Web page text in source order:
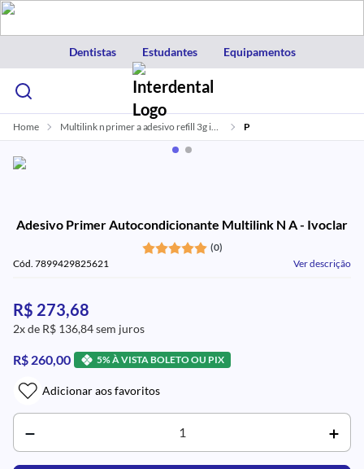
Dentistas Estudantes Equipamentos
Home Multilink n primer a adesivo refill 3g ivoclar P
Adesivo Primer Autocondicionante Multilink N A - Ivoclar
(0)
Cód. 7899429825621
Ver descrição
R$ 273,68
2x de R$ 136,84 sem juros
R$ 260,00 5% À VISTA BOLETO OU PIX
Adicionar aos favoritos